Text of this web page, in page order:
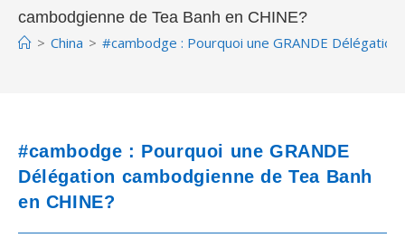
cambodgienne de Tea Banh en CHINE?
> China > #cambodge : Pourquoi une GRANDE
#cambodge : Pourquoi une GRANDE
Délégation cambodgienne de Tea Banh
en CHINE?